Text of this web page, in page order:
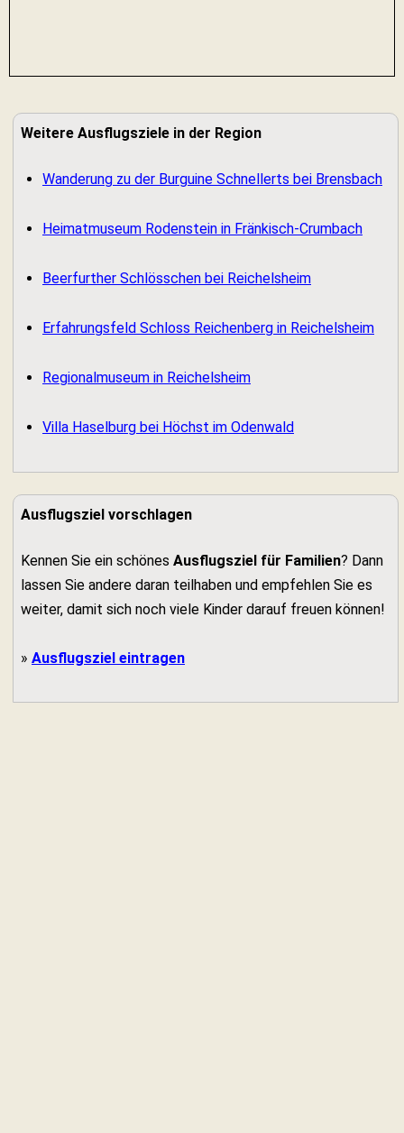
Weitere Ausflugsziele in der Region
Wanderung zu der Burguine Schnellerts bei Brensbach
Heimatmuseum Rodenstein in Fränkisch-Crumbach
Beerfurther Schlösschen bei Reichelsheim
Erfahrungsfeld Schloss Reichenberg in Reichelsheim
Regionalmuseum in Reichelsheim
Villa Haselburg bei Höchst im Odenwald
Ausflugsziel vorschlagen
Kennen Sie ein schönes Ausflugsziel für Familien? Dann
lassen Sie andere daran teilhaben und empfehlen Sie es
weiter, damit sich noch viele Kinder darauf freuen können!
» Ausflugsziel eintragen